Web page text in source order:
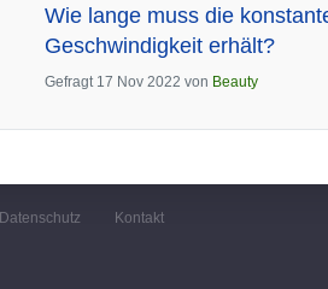
Wie lange muss die
Geschwindigkeit erhält?
Gefragt 17 Nov 2022 von Beauty
Datenschutz Kontakt